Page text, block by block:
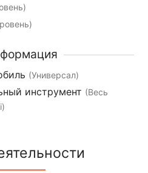
(Универсал)
инструмент (Весь